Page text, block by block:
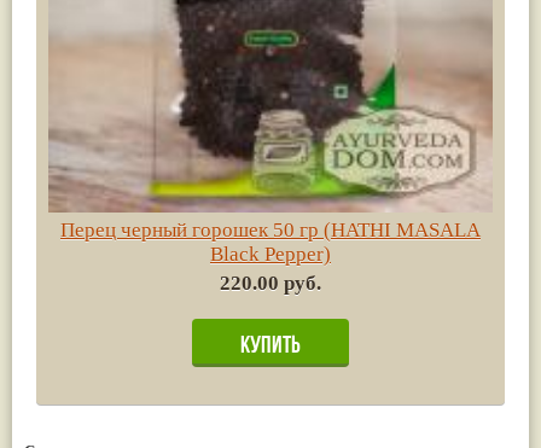
Перец черный горошек 50 гр (HATHI MASALA
Black Pepper)
220.00 руб.